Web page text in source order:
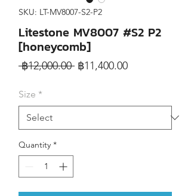
SKU: LT-MV8007-S2-P2
Litestone MV8007 #S2 P2
[honeycomb]
฿12,000.00 Regular
฿11,400.00Sale
Size *
Quantity *